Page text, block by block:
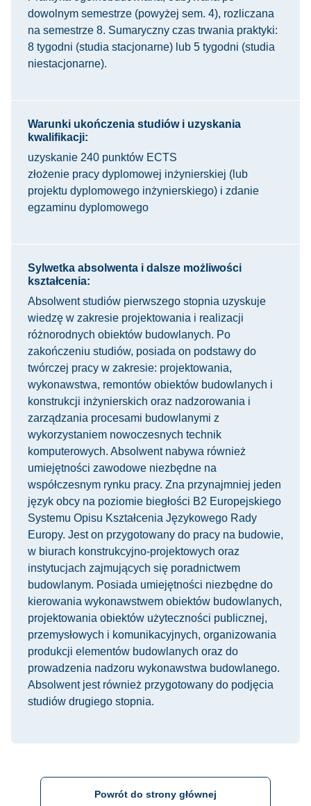
dowolnym semestrze (powyżej sem. 4), rozliczana
na semestrze 8. Sumaryczny czas trwania praktyki:
8 tygodni (studia stacjonarne) lub 5 tygodni (studia
niestacjonarne).
Warunki ukończenia studiów i uzyskania
kwalifikacji:
uzyskanie 240 punktów ECTS
złożenie pracy dyplomowej inżynierskiej (lub
projektu dyplomowego inżynierskiego) i zdanie
egzaminu dyplomowego
Sylwetka absolwenta i dalsze możliwości
kształcenia:
Absolwent studiów pierwszego stopnia uzyskuje
wiedzę w zakresie projektowania i realizacji
różnorodnych obiektów budowlanych. Po
zakończeniu studiów, posiada on podstawy do
twórczej pracy w zakresie: projektowania,
wykonawstwa, remontów obiektów budowlanych i
konstrukcji inżynierskich oraz nadzorowania i
zarządzania procesami budowlanymi z
wykorzystaniem nowoczesnych technik
komputerowych. Absolwent nabywa również
umiejętności zawodowe niezbędne na
współczesnym rynku pracy. Zna przynajmniej jeden
język obcy na poziomie biegłości B2 Europejskiego
Systemu Opisu Kształcenia Językowego Rady
Europy. Jest on przygotowany do pracy na budowie,
w biurach konstrukcyjno-projektowych oraz
instytucjach zajmujących się poradnictwem
budowlanym. Posiada umiejętności niezbędne do
kierowania wykonawstwem obiektów budowlanych,
projektowania obiektów użyteczności publicznej,
przemysłowych i komunikacyjnych, organizowania
produkcji elementów budowlanych oraz do
prowadzenia nadzoru wykonawstwa budowlanego.
Absolwent jest również przygotowany do podjęcia
studiów drugiego stopnia.
Powrót do strony głównej